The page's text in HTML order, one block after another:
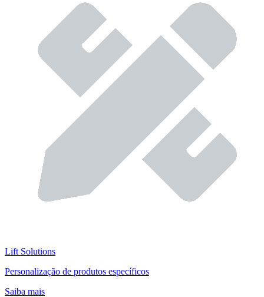
Lift Solutions
Personalização de produtos específicos
Saiba mais